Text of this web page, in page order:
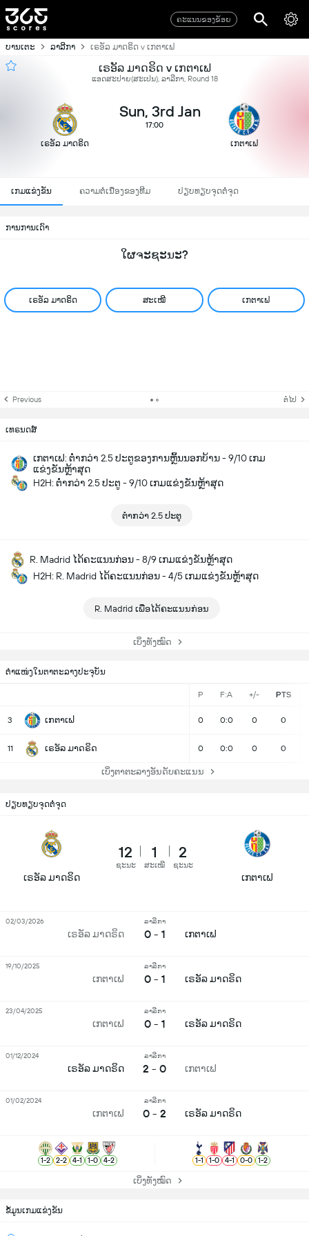
ຄະແນນຂອງຂ້ອຍ
ບານເຕະ ລາລີກາ ເຣອັລ ມາດຣິດ v ເກຕາເຟ
ເຣອັລ ມາດຣິດ v ເກຕາເຟ
ແອດສະປາຍ​(ສະເປນ), ລາລີກາ, Round 18
ເຣອັລ ມາດຣິດ
Sun, 3rd Jan
17:00
ເກຕາເຟ
ເກມແຂ່ງຂັນ ຄວາມຕໍ່ເນື່ອງຂອງທີມ ປຽບທຽບຈຸດຕໍ່ຈຸດ
ການການເດົາ
ໃຜຈະຊະນະ?
ເຣອັລ ມາດຣິດ ສະເໝີ ເກຕາເຟ
Previous ຕໍ່ໄປ
ເທຣນດສ໌
ເກຕາເຟ: ຕ່ຳກວ່າ 2.5 ປະຕູຂອງການຫຼິ້ນນອກບ້ານ - 9/10 ເກມ
ແຂ່ງຂັນຫຼ້າສຸດ
H2H: ຕ່ຳກວ່າ 2.5 ປະຕູ - 9/10 ເກມແຂ່ງຂັນຫຼ້າສຸດ
ຕ່ຳກວ່າ 2.5 ປະຕູ
R. Madrid ໄດ້ຄະແນນກ່ອນ - 8/9 ເກມແຂ່ງຂັນຫຼ້າສຸດ
H2H: R. Madrid ໄດ້ຄະແນນກ່ອນ - 4/5 ເກມແຂ່ງຂັນຫຼ້າສຸດ
R. Madrid ເພື່ອໄດ້ຄະແນນກ່ອນ
ເບິ່ງທັງໝົດ
ຕຳແໜ່ງໃນຕາຕະລາງປະຈຸບັນ
P F:A +/- PTS
3 ເກຕາເຟ 0 0:0 0 0
11 ເຣອັລ ມາດຣິດ 0 0:0 0 0
ເບິ່ງຕາຕະລາງອັນດັບຄະແນນ
ຂ້ໍມູນເກມແຂ່ງຂັນ
ປຽບທຽບຈຸດຕໍ່ຈຸດ
ເຣອັລ ມາດຣິດ
12
ຊະນະ
1
ສະເໝີ
2
ຊະນະ
ເກຕາເຟ
ເຣອັລ ມາດຣິດ
ລາລີກາ
0 - 1 ເກຕາເຟ
02/03/2026
ເກຕາເຟ
ລາລີກາ
0 - 1 ເຣອັລ ມາດຣິດ
19/10/2025
ເກຕາເຟ
ລາລີກາ
0 - 1 ເຣອັລ ມາດຣິດ
23/04/2025
ເຣອັລ ມາດຣິດ
ລາລີກາ
2 - 0 ເກຕາເຟ
01/12/2024
ເກຕາເຟ
ລາລີກາ
0 - 2 ເຣອັລ ມາດຣິດ
01/02/2024
1-2 2-2 4-1 1-0 4-2 1-1 1-0 4-1 0-0 1-2
ເບິ່ງທັງໝົດ